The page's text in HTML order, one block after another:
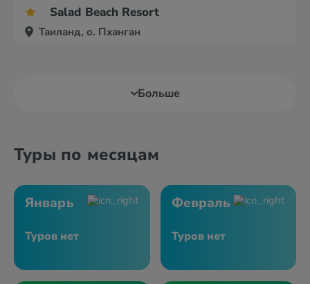
Salad Beach Resort
Таиланд, о. Пханган
Больше
Туры по месяцам
Январь
Туров нет
Февраль
Туров нет